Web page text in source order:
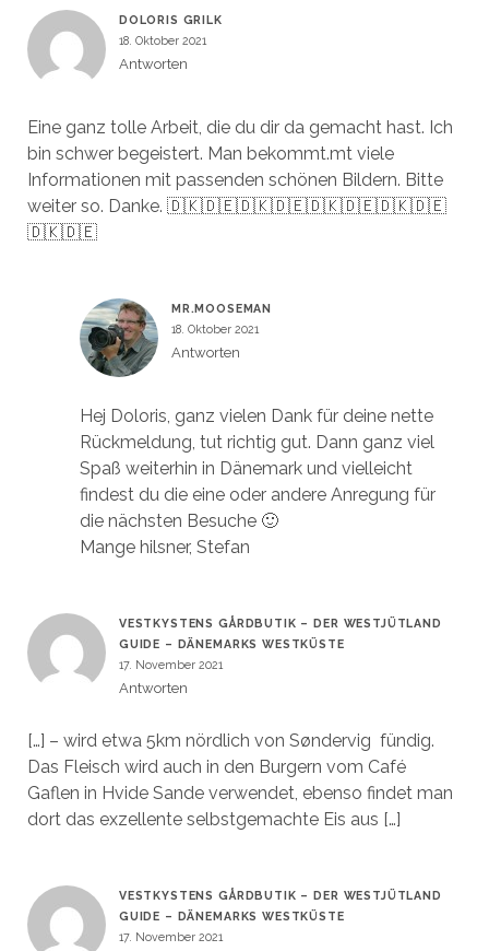
DOLORIS GRILK
18. Oktober 2021
Antworten
Eine ganz tolle Arbeit, die du dir da gemacht hast. Ich
bin schwer begeistert. Man bekommt.mt viele
Informationen mit passenden schönen Bildern. Bitte
weiter so. Danke. 🇩🇰🇩🇪🇩🇰🇩🇪🇩🇰🇩🇪🇩🇰🇩🇪
🇩🇰🇩🇪
MR.MOOSEMAN
18. Oktober 2021
Antworten
Hej Doloris, ganz vielen Dank für deine nette
Rückmeldung, tut richtig gut. Dann ganz viel
Spaß weiterhin in Dänemark und vielleicht
findest du die eine oder andere Anregung für
die nächsten Besuche 🙂
Mange hilsner, Stefan
VESTKYSTENS GÅRDBUTIK – DER WESTJÜTLAND
GUIDE – DÄNEMARKS WESTKÜSTE
17. November 2021
Antworten
[…] – wird etwa 5km nördlich von Søndervig fündig.
Das Fleisch wird auch in den Burgern vom Café
Gaflen in Hvide Sande verwendet, ebenso findet man
dort das exzellente selbstgemachte Eis aus […]
VESTKYSTENS GÅRDBUTIK – DER WESTJÜTLAND
GUIDE – DÄNEMARKS WESTKÜSTE
17. November 2021